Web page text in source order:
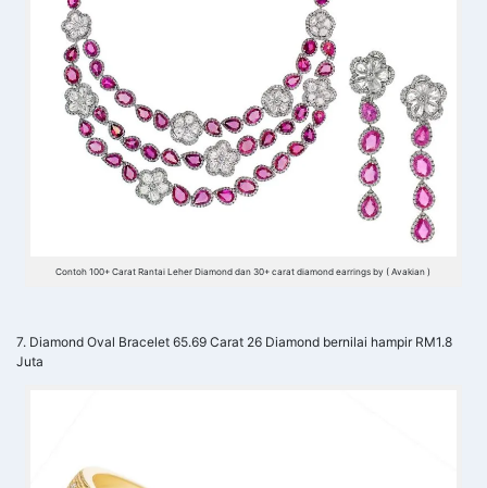
Contoh 100+ Carat Rantai Leher Diamond dan 30+ carat diamond earrings by ( Avakian )
7. Diamond Oval Bracelet 65.69 Carat 26 Diamond bernilai hampir RM1.8
Juta